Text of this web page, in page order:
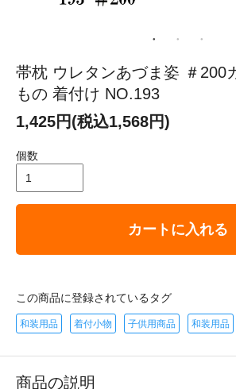
帯枕 ウレタンあづま姿 ＃200
もの 着付け NO.193
1,425円(税込1,568円)
個数
カートに入れる
この商品に登録されているタグ
和装用品 着付小物 子供用商品 和装用品
商品の説明